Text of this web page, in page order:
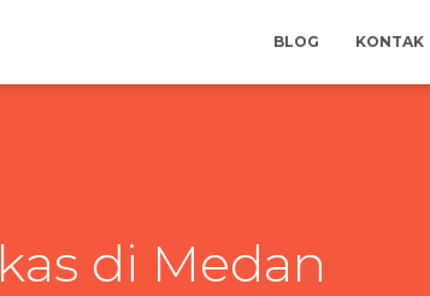
BLOG KONTAK
di Medan